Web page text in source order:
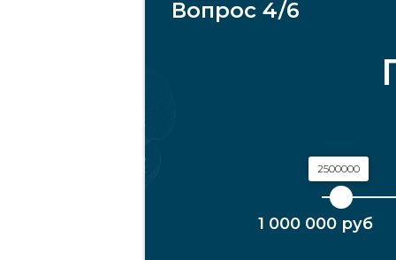
2500000
1000000
Вопрос 4/6
1 000 000 руб